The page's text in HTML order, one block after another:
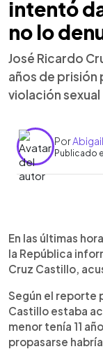
intentó
no lo
José Ricardo
años de
violación sexual
Por
Publicado
►
En las últimas
la República
Cruz Castillo,
Según el reporte
Castillo estaba
menor tenía 11
propasarse